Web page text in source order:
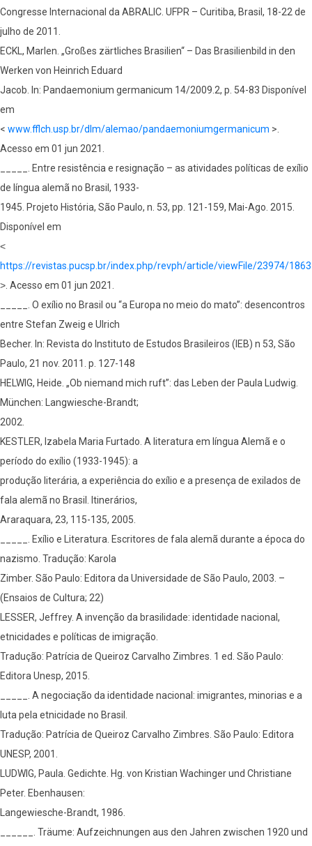
Congresse Internacional da ABRALIC. UFPR – Curitiba, Brasil, 18-22 de
julho de 2011.
ECKL, Marlen. „Großes zärtliches Brasilien“ – Das Brasilienbild in den
Werken von Heinrich Eduard
Jacob. In: Pandaemonium germanicum 14/2009.2, p. 54-83 Disponível
em
< www.fflch.usp.br/dlm/alemao/pandaemoniumgermanicum >.
Acesso em 01 jun 2021.
_____. Entre resistência e resignação – as atividades políticas de exílio
de língua alemã no Brasil, 1933-
1945. Projeto História, São Paulo, n. 53, pp. 121-159, Mai-Ago. 2015.
Disponível em
˂
https://revistas.pucsp.br/index.php/revph/article/viewFile/23974/
˃. Acesso em 01 jun 2021.
_____. O exílio no Brasil ou “a Europa no meio do mato”: desencontros
entre Stefan Zweig e Ulrich
Becher. In: Revista do Instituto de Estudos Brasileiros (IEB) n 53, São
Paulo, 21 nov. 2011. p. 127-148
HELWIG, Heide. „Ob niemand mich ruft”: das Leben der Paula Ludwig.
München: Langwiesche-Brandt;
2002.
KESTLER, Izabela Maria Furtado. A literatura em língua Alemã e o
período do exílio (1933-1945): a
produção literária, a experiência do exílio e a presença de exilados de
fala alemã no Brasil. Itinerários,
Araraquara, 23, 115-135, 2005.
_____. Exílio e Literatura. Escritores de fala alemã durante a época do
nazismo. Tradução: Karola
Zimber. São Paulo: Editora da Universidade de São Paulo, 2003. –
(Ensaios de Cultura; 22)
LESSER, Jeffrey. A invenção da brasilidade: identidade nacional,
etnicidades e políticas de imigração.
Tradução: Patrícia de Queiroz Carvalho Zimbres. 1 ed. São Paulo:
Editora Unesp, 2015.
_____. A negociação da identidade nacional: imigrantes, minorias e a
luta pela etnicidade no Brasil.
Tradução: Patrícia de Queiroz Carvalho Zimbres. São Paulo: Editora
UNESP, 2001.
LUDWIG, Paula. Gedichte. Hg. von Kristian Wachinger und Christiane
Peter. Ebenhausen:
Langewiesche-Brandt, 1986.
______. Träume: Aufzeichnungen aus den Jahren zwischen 1920 und